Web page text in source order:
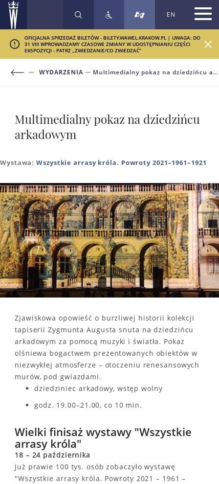
SZUKAJ EN
OFICJALNA SPRZEDAŻ BILETÓW - BILETY.WAWEL.KRAKOW.PL | UWAGA: DO
31 VIII WPROWADZAMY CZASOWE ZMIANY W UDOSTĘPNIANIU CZĘŚCI
EKSPOZYCJI - PATRZ „ZWIEDZANIE/CO ZWIEDZAĆ”
WYDARZENIA Multimedialny pokaz na dziedzińcu arkadowym
Multimedialny pokaz na dziedzińcu
arkadowym
Wystawa:Wszystkie arrasy króla. Powroty 2021–1961–1921
Zjawiskowa opowieść o burzliwej historii kolekcji
tapiserii Zygmunta Augusta snuta na dziedzińcu
arkadowym za pomocą muzyki i światła. Pokaz
olśniewa bogactwem prezentowanych obiektów w
niezwykłej atmosferze – otoczeniu renesansowych
murów, pod gwiazdami.
dziedziniec arkadowy, wstęp wolny
godz. 19.00–21.00, co 10 min.
Wielki finisaż wystawy "Wszystkie
arrasy króla"
18 – 24 października
Już prawie 100 tys. osób zobaczyło wystawę
"Wszystkie arrasy króla. Powroty 2021 – 1961 –